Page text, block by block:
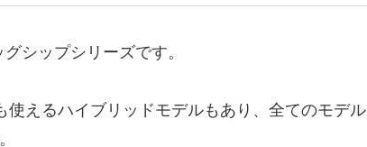
シップシリーズです。
えるハイブリッドモデルもあり、全てのモデル